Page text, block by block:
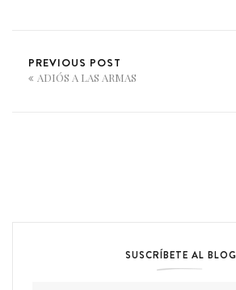
PREVIOUS POST
ADIÓS A LAS ARMAS
SUSCRÍBETE AL BLOG